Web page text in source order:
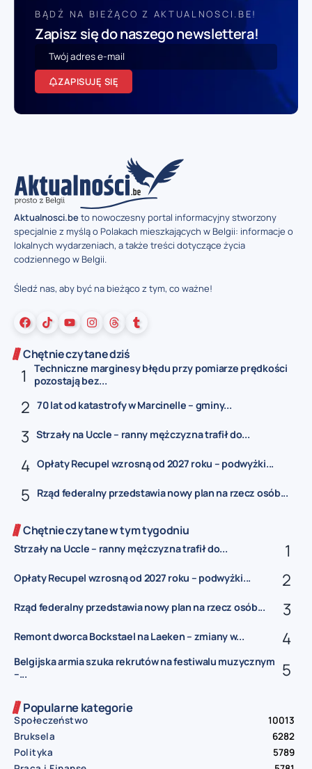
BĄDŹ NA BIEŻĄCO Z AKTUALNOSCI.BE!
Zapisz się do naszego newslettera!
ZAPISUJĘ SIĘ
Aktualnosci.beto nowoczesny portal informacyjny stworzony
specjalnie z myślą o Polakach mieszkających w Belgii: informacje o
lokalnych wydarzeniach, a także treści dotyczące życia
codziennego w Belgii.
Śledź nas, aby być na bieżąco z tym, co ważne!
Chętnie czytane dziś
Techniczne marginesy błędu przy pomiarze prędkości
pozostają bez...
70 lat od katastrofy w Marcinelle – gminy...
Strzały na Uccle – ranny mężczyzna trafił do...
Opłaty Recupel wzrosną od 2027 roku – podwyżki...
Rząd federalny przedstawia nowy plan na rzecz osób...
Chętnie czytane w tym tygodniu
Strzały na Uccle – ranny mężczyzna trafił do...
Opłaty Recupel wzrosną od 2027 roku – podwyżki...
Rząd federalny przedstawia nowy plan na rzecz osób...
Remont dworca Bockstael na Laeken – zmiany w...
Belgijska armia szuka rekrutów na festiwalu muzycznym
–...
Popularne kategorie
Społeczeństwo
10013
Bruksela
6282
Polityka
5789